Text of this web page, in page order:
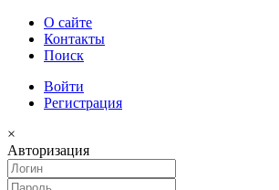
О сайте
Контакты
Поиск
Войти
Регистрация
×
Авторизация